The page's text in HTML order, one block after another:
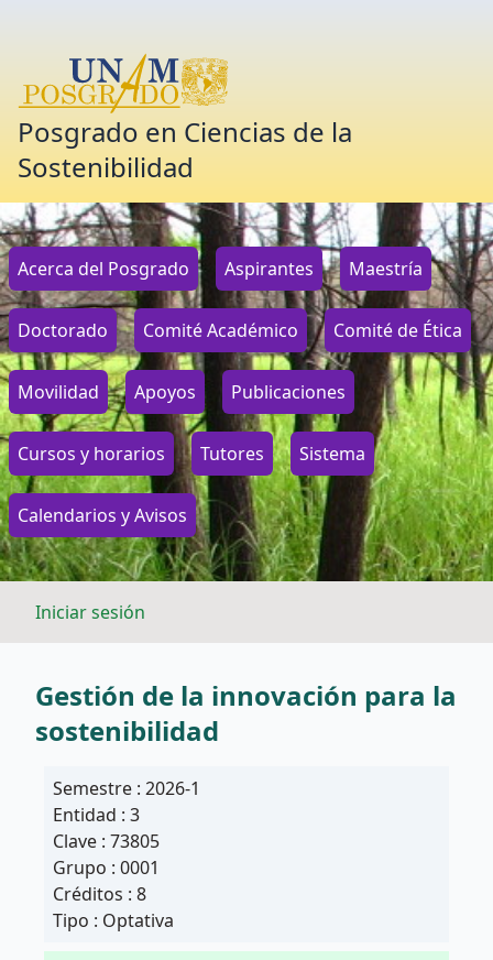
Posgrado en Ciencias de la
Sostenibilidad
Acerca del Posgrado Aspirantes Maestría
Doctorado Comité Académico Comité de Ética
Movilidad Apoyos Publicaciones
Cursos y horarios Tutores Sistema
Calendarios y Avisos
Iniciar sesión
Gestión de la innovación para la
sostenibilidad
Semestre : 2026-1
Entidad : 3
Clave : 73805
Grupo : 0001
Créditos : 8
Tipo : Optativa